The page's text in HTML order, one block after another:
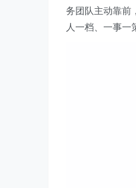
务团队主动靠前
人一档、一事一